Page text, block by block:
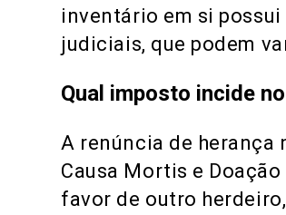
inventário em si
judiciais, que podem
Qual imposto incide
A renúncia de herança
Causa Mortis e
favor de outro